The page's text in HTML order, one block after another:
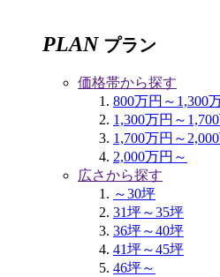
PLAN プラン
価格帯から探す
800万円～1,300
1,300万円～
1,700万円～
2,000万円～
広さから探す
～30坪
31坪～35坪
36坪～40坪
41坪～45坪
46坪～